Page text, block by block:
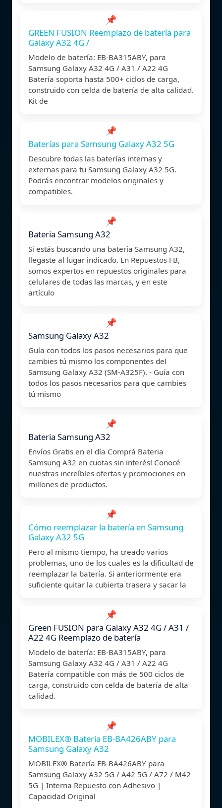
📌
GREEN FUSION Reemplazo de batería para
Galaxy A32 4G /
Modelo de batería: EB-BA315ABY, para
Samsung Galaxy A32 4G / A31 / A22 4G
Batería soporta hasta 500+ ciclos de carga,
construido con celda de batería de alta calidad.
Kit de
📌
Baterías para Samsung Galaxy A32 5G
Descubre todas las baterías internas y
externas para tu Samsung Galaxy A32 5G.
Podrás encontrar modelos originales y
compatibles.
📌
Bateria Samsung A32
Si estás buscando una batería Samsung A32,
llegaste al lugar indicado. En Repuestos FB,
somos expertos en repuestos originales para
celulares de todas las marcas, y en este
artículo
📌
Samsung Galaxy A32
Guía con todos los pasos necesarios para que
cambies tú mismo los componentes del
Samsung Galaxy A32 (SM-A325F). - Guía con
todos los pasos necesarios para que cambies
tú mismo
📌
Bateria Samsung A32
Envíos Gratis en el día Comprá Bateria
Samsung A32 en cuotas sin interés! Conocé
nuestras increíbles ofertas y promociones en
millones de productos.
📌
Cómo reemplazar la batería en Samsung
Galaxy A32 5G
Pero al mismo tiempo, ha creado varios
problemas, uno de los cuales es la dificultad de
reemplazar la batería. Si anteriormente era
suficiente quitar la cubierta trasera y sacar la
📌
Green FUSION para Galaxy A32 4G / A31 /
A22 4G Reemplazo de batería
Modelo de batería: EB-BA315ABY, para
Samsung Galaxy A32 4G / A31 / A22 4G
Batería compatible con más de 500 ciclos de
carga, construido con celda de batería de alta
calidad.
📌
MOBILEX® Batería EB-BA426ABY para
Samsung Galaxy A32
MOBILEX® Batería EB-BA426ABY para
Samsung Galaxy A32 5G / A42 5G / A72 / M42
5G | Interna Repuesto con Adhesivo |
Capacidad Original